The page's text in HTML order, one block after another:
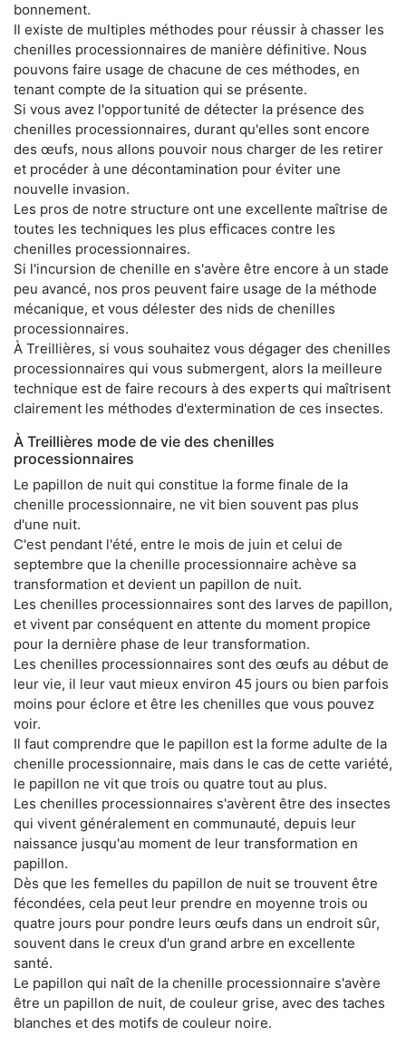
bonnement.
Il existe de multiples méthodes pour réussir à chasser les
chenilles processionnaires de manière définitive. Nous
pouvons faire usage de chacune de ces méthodes, en
tenant compte de la situation qui se présente.
Si vous avez l'opportunité de détecter la présence des
chenilles processionnaires, durant qu'elles sont encore
des œufs, nous allons pouvoir nous charger de les retirer
et procéder à une décontamination pour éviter une
nouvelle invasion.
Les pros de notre structure ont une excellente maîtrise de
toutes les techniques les plus efficaces contre les
chenilles processionnaires.
Si l'incursion de chenille en s'avère être encore à un stade
peu avancé, nos pros peuvent faire usage de la méthode
mécanique, et vous délester des nids de chenilles
processionnaires.
À Treillières, si vous souhaitez vous dégager des chenilles
processionnaires qui vous submergent, alors la meilleure
technique est de faire recours à des experts qui maîtrisent
clairement les méthodes d'extermination de ces insectes.
À Treillières mode de vie des chenilles
processionnaires
Le papillon de nuit qui constitue la forme finale de la
chenille processionnaire, ne vit bien souvent pas plus
d'une nuit.
C'est pendant l'été, entre le mois de juin et celui de
septembre que la chenille processionnaire achève sa
transformation et devient un papillon de nuit.
Les chenilles processionnaires sont des larves de papillon,
et vivent par conséquent en attente du moment propice
pour la dernière phase de leur transformation.
Les chenilles processionnaires sont des œufs au début de
leur vie, il leur vaut mieux environ 45 jours ou bien parfois
moins pour éclore et être les chenilles que vous pouvez
voir.
Il faut comprendre que le papillon est la forme adulte de la
chenille processionnaire, mais dans le cas de cette variété,
le papillon ne vit que trois ou quatre tout au plus.
Les chenilles processionnaires s'avèrent être des insectes
qui vivent généralement en communauté, depuis leur
naissance jusqu'au moment de leur transformation en
papillon.
Dès que les femelles du papillon de nuit se trouvent être
fécondées, cela peut leur prendre en moyenne trois ou
quatre jours pour pondre leurs œufs dans un endroit sûr,
souvent dans le creux d'un grand arbre en excellente
santé.
Le papillon qui naît de la chenille processionnaire s'avère
être un papillon de nuit, de couleur grise, avec des taches
blanches et des motifs de couleur noire.